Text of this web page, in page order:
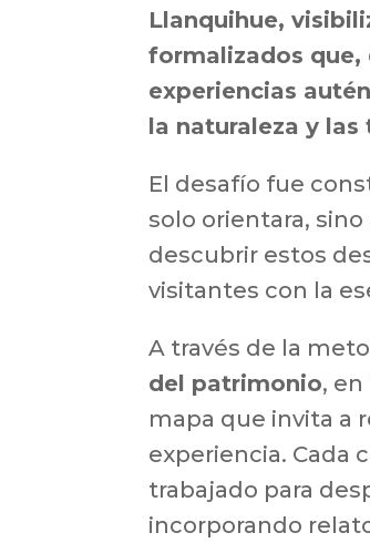
Llanquihue,
formalizados que,
experiencias
la naturaleza y las
El desafío fue
solo orientara,
descubrir estos
visitantes con la
A través de la
del patrimonio,
mapa que invita a
experiencia. Cada
trabajado para
incorporando